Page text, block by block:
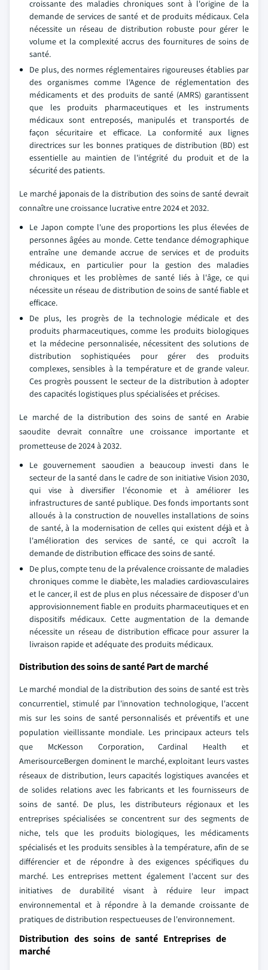
croissante des maladies chroniques sont à l'origine de la
demande de services de santé et de produits médicaux. Cela
nécessite un réseau de distribution robuste pour gérer le
volume et la complexité accrus des fournitures de soins de
santé.
De plus, des normes réglementaires rigoureuses établies par
des organismes comme l'Agence de réglementation des
médicaments et des produits de santé (AMRS) garantissent
que les produits pharmaceutiques et les instruments
médicaux sont entreposés, manipulés et transportés de
façon sécuritaire et efficace. La conformité aux lignes
directrices sur les bonnes pratiques de distribution (BD) est
essentielle au maintien de l'intégrité du produit et de la
sécurité des patients.
Le marché japonais de la distribution des soins de santé devrait
connaître une croissance lucrative entre 2024 et 2032.
Le Japon compte l'une des proportions les plus élevées de
personnes âgées au monde. Cette tendance démographique
entraîne une demande accrue de services et de produits
médicaux, en particulier pour la gestion des maladies
chroniques et les problèmes de santé liés à l'âge, ce qui
nécessite un réseau de distribution de soins de santé fiable et
efficace.
De plus, les progrès de la technologie médicale et des
produits pharmaceutiques, comme les produits biologiques
et la médecine personnalisée, nécessitent des solutions de
distribution sophistiquées pour gérer des produits
complexes, sensibles à la température et de grande valeur.
Ces progrès poussent le secteur de la distribution à adopter
des capacités logistiques plus spécialisées et précises.
Le marché de la distribution des soins de santé en Arabie
saoudite devrait connaître une croissance importante et
prometteuse de 2024 à 2032.
Le gouvernement saoudien a beaucoup investi dans le
secteur de la santé dans le cadre de son initiative Vision 2030,
qui vise à diversifier l'économie et à améliorer les
infrastructures de santé publique. Des fonds importants sont
alloués à la construction de nouvelles installations de soins
de santé, à la modernisation de celles qui existent déjà et à
l'amélioration des services de santé, ce qui accroît la
demande de distribution efficace des soins de santé.
De plus, compte tenu de la prévalence croissante de maladies
chroniques comme le diabète, les maladies cardiovasculaires
et le cancer, il est de plus en plus nécessaire de disposer d'un
approvisionnement fiable en produits pharmaceutiques et en
dispositifs médicaux. Cette augmentation de la demande
nécessite un réseau de distribution efficace pour assurer la
livraison rapide et adéquate des produits médicaux.
Distribution des soins de santé Part de marché
Le marché mondial de la distribution des soins de santé est très
concurrentiel, stimulé par l'innovation technologique, l'accent
mis sur les soins de santé personnalisés et préventifs et une
population vieillissante mondiale. Les principaux acteurs tels
que McKesson Corporation, Cardinal Health et
AmerisourceBergen dominent le marché, exploitant leurs vastes
réseaux de distribution, leurs capacités logistiques avancées et
de solides relations avec les fabricants et les fournisseurs de
soins de santé. De plus, les distributeurs régionaux et les
entreprises spécialisées se concentrent sur des segments de
niche, tels que les produits biologiques, les médicaments
spécialisés et les produits sensibles à la température, afin de se
différencier et de répondre à des exigences spécifiques du
marché. Les entreprises mettent également l'accent sur des
initiatives de durabilité visant à réduire leur impact
environnemental et à répondre à la demande croissante de
pratiques de distribution respectueuses de l'environnement.
Distribution des soins de santé Entreprises de
marché